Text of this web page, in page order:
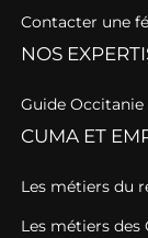
Contacter une
NOS
Guide
CUMA ET
Les métiers du
Les métiers des